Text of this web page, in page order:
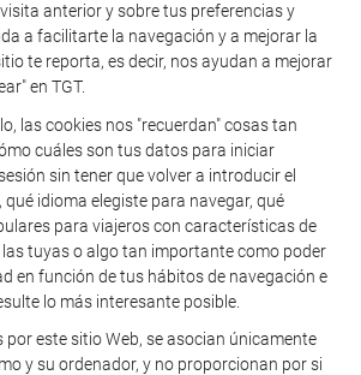
anterior y sobre tus preferencias y
a facilitarte la navegación y a mejorar la
te reporta, es decir, nos ayudan a mejorar
en TGT.
las cookies nos "recuerdan" cosas tan
cuáles son tus datos para iniciar
sin tener que volver a introducir el
idioma elegiste para navegar, qué
para viajeros con características de
tuyas o algo tan importante como poder
en función de tus hábitos de navegación e
lo más interesante posible.
por este sitio Web, se asocian únicamente
y su ordenador, y no proporcionan por si